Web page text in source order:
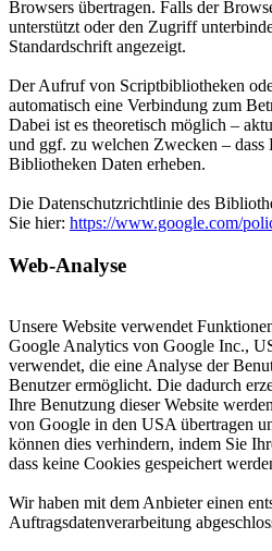
Browsers übertragen. Falls der
unterstützt oder den Zugriff
Standardschrift angezeigt.
Der Aufruf von Scriptbibliotheken
automatisch eine Verbindung zum
Dabei ist es theoretisch möglich –
und ggf. zu welchen Zwecken – dass
Bibliotheken Daten erheben.
Die Datenschutzrichtlinie des
Sie hier: https://www.google.com/
Web-Analyse
Unsere Website verwendet
Google Analytics von Google Inc.,
verwendet, die eine Analyse der
Benutzer ermöglicht. Die dadurch
Ihre Benutzung dieser Website
von Google in den USA übertragen
können dies verhindern, indem Sie
dass keine Cookies gespeichert
Wir haben mit dem Anbieter einen
Auftragsdatenverarbeitung